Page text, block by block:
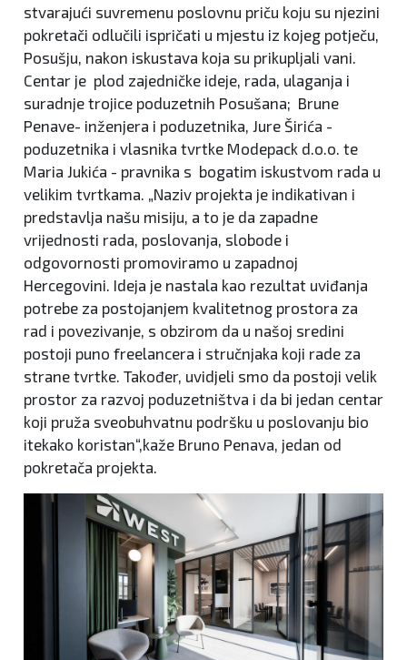
stvarajući suvremenu poslovnu priču koju su njezini
pokretači odlučili ispričati u mjestu iz kojeg potječu,
Posušju, nakon iskustava koja su prikupljali vani.
Centar je plod zajedničke ideje, rada, ulaganja i
suradnje trojice poduzetnih Posušana; Brune
Penave- inženjera i poduzetnika, Jure Širića -
poduzetnika i vlasnika tvrtke Modepack d.o.o. te
Maria Jukića - pravnika s bogatim iskustvom rada u
velikim tvrtkama. „Naziv projekta je indikativan i
predstavlja našu misiju, a to je da zapadne
vrijednosti rada, poslovanja, slobode i
odgovornosti promoviramo u zapadnoj
Hercegovini. Ideja je nastala kao rezultat uviđanja
potrebe za postojanjem kvalitetnog prostora za
rad i povezivanje, s obzirom da u našoj sredini
postoji puno freelancera i stručnjaka koji rade za
strane tvrtke. Također, uvidjeli smo da postoji velik
prostor za razvoj poduzetništva i da bi jedan centar
koji pruža sveobuhvatnu podršku u poslovanju bio
itekako koristan“,kaže Bruno Penava, jedan od
pokretača projekta.